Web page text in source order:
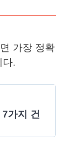
가장 정확
다.
가지 건